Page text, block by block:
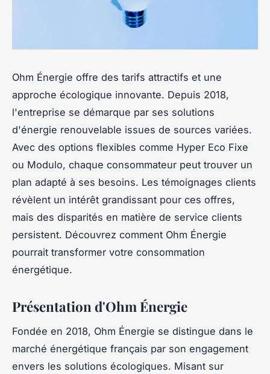
Ohm Énergie offre des tarifs attractifs et une
approche écologique innovante. Depuis 2018,
l'entreprise se démarque par ses solutions
d'énergie renouvelable issues de sources variées.
Avec des options flexibles comme Hyper Eco Fixe
ou Modulo, chaque consommateur peut trouver un
plan adapté à ses besoins. Les témoignages clients
révèlent un intérêt grandissant pour ces offres,
mais des disparités en matière de service clients
persistent. Découvrez comment Ohm Énergie
pourrait transformer votre consommation
énergétique.
Présentation d'Ohm Énergie
Fondée en 2018, Ohm Énergie se distingue dans le
marché énergétique français par son engagement
envers les solutions écologiques. Misant sur